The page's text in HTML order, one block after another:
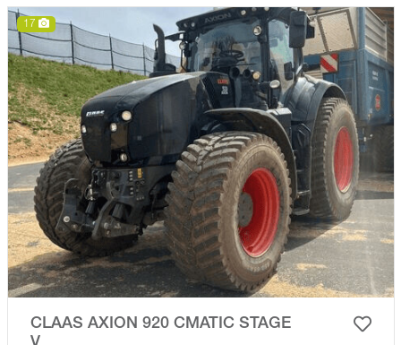
17
CLAAS AXION 920 CMATIC STAGE